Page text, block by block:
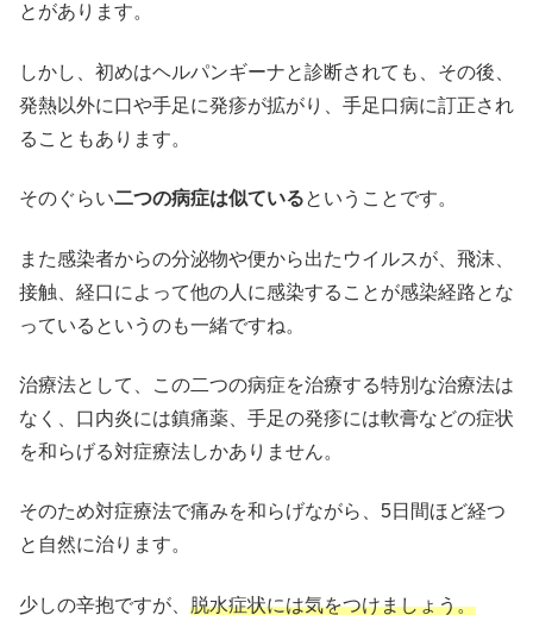
とがあります。
しかし、初めはヘルパンギーナと診断されても、その後、
発熱以外に口や手足に発疹が拡がり、手足口病に訂正され
ることもあります。
そのぐらい二つの病症は似ているということです。
また感染者からの分泌物や便から出たウイルスが、飛沫、
接触、経口によって他の人に感染することが感染経路とな
っているというのも一緒ですね。
治療法として、この二つの病症を治療する特別な治療法は
なく、口内炎には鎮痛薬、手足の発疹には軟膏などの症状
を和らげる対症療法しかありません。
そのため対症療法で痛みを和らげながら、5日間ほど経つ
と自然に治ります。
少しの辛抱ですが、 脱水症状には気をつけましょう。